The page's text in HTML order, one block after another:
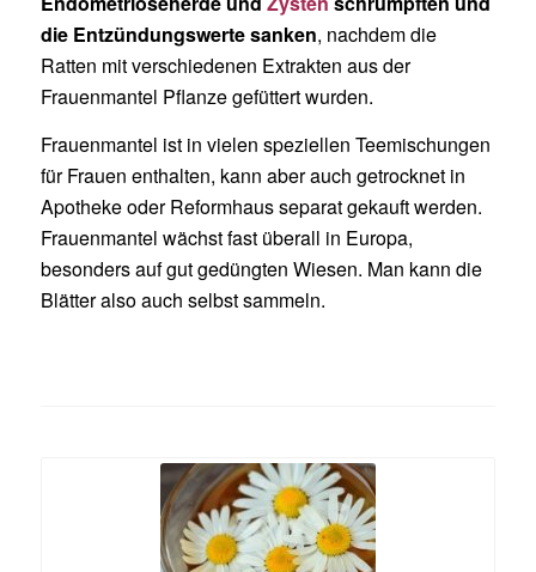
die Entzündungswerte sanken, nachdem die
Ratten mit verschiedenen Extrakten aus der
Frauenmantel Pflanze gefüttert wurden.
Frauenmantel ist in vielen speziellen Teemischungen
für Frauen enthalten, kann aber auch getrocknet in
Apotheke oder Reformhaus separat gekauft werden.
Frauenmantel wächst fast überall in Europa,
besonders auf gut gedüngten Wiesen. Man kann die
Blätter also auch selbst sammeln.